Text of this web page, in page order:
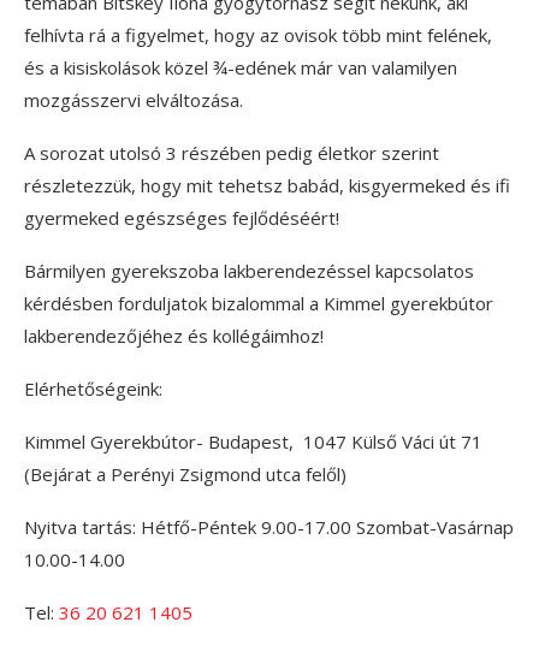
felhívta rá a figyelmet, hogy az ovisok több mint felének,
és a kisiskolások közel ¾-edének már van valamilyen
mozgásszervi elváltozása.
A sorozat utolsó 3 részében pedig életkor szerint
részletezzük, hogy mit tehetsz babád, kisgyermeked és ifi
gyermeked egészséges fejlődéséért!
Bármilyen gyerekszoba lakberendezéssel kapcsolatos
kérdésben forduljatok bizalommal a Kimmel gyerekbútor
lakberendezőjéhez és kollégáimhoz!
Elérhetőségeink:
Kimmel Gyerekbútor- Budapest, 1047 Külső Váci út 71
(Bejárat a Perényi Zsigmond utca felől)
Nyitva tartás: Hétfő-Péntek 9.00-17.00 Szombat-Vasárnap
10.00-14.00
Tel: 36 20 621 1405